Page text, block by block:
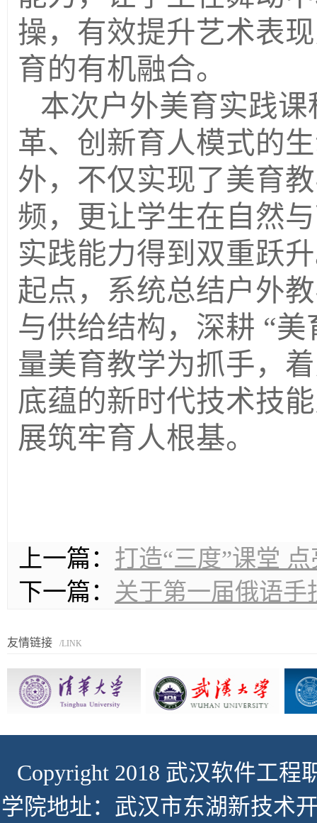
操，有效提升艺术表
育的有机融合。
本次户外美育实践
革、创新育人模式的
外，不仅实现了美育
频，更让学生在自然
实践能力得到双重跃
起点，系统总结户外
与供给结构，深耕 “
量美育教学为抓手，
底蕴的新时代技术技
展筑牢育人根基。
上一篇： 打造“三度”课堂
下一篇： 关于第一届俄语
友情链接 /LINK
Copyright 2018 武汉软件工程
学院地址：武汉市东湖新技